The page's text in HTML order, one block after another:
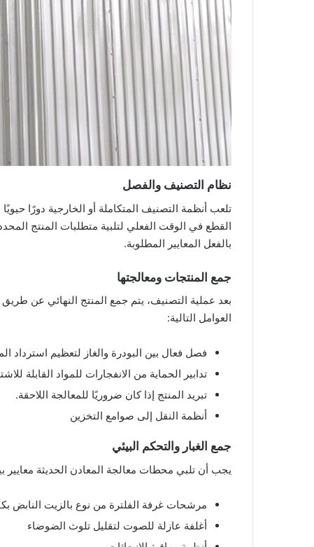
نظام التصنيف والفصل
تلعب أنظمة التصنيف المتكاملة أو الخارجية دورًا
القطع في الوقت الفعلي لتلبية متطلبات المنتج
بالفعل المعايير المطلوبة.
جمع المنتجات ومعالجتها
العوامل التالية:
فصل فعال بين البودرة والغاز لتعظيم استرداد
تدابير الحماية من الانفجارات للمواد القابلة
تبريد المنتج إذا كان ضروريًا للمعالجة اللاحقة.
أنظمة النقل إلى صوامع التخزين
جمع الغبار والتحكم البيئي
يجب أن تلبي محطات معالجة المعادن الحديثة معايير
مرشحات غرفة الفلترة من نوع بالزيت النابض
أغلفة عازلة للصوت لتقليل تلوث الضوضاء